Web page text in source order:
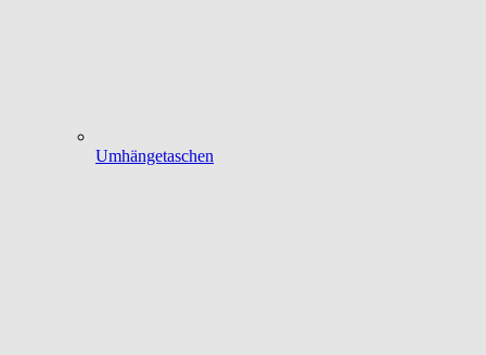
Umhängetaschen